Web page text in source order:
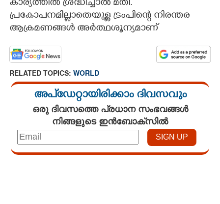
കാര്യത്തിൽ ശ്രദ്ധിച്ചാൽ മതി.
പ്രകോപനമില്ലാതെയുള്ള ട്രംപിന്റെ നിരന്തര
ആക്രമണങ്ങൾ അർത്ഥശൂന്യമാണ്
RELATED TOPICS: WORLD
അപ്ഡേറ്റായിരിക്കാം ദിവസവും
ഒരു ദിവസത്തെ പ്രധാന സംഭവങ്ങൾ
നിങ്ങളുടെ ഇൻബോക്സിൽ